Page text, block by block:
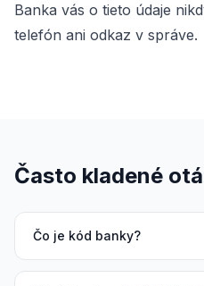
Banka vás o tieto údaje
telefón ani odkaz v správe.
Často kladené
Čo je kód banky?